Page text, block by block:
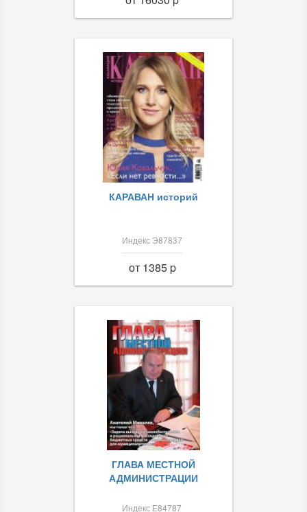
КАРАВАН историй
Индекс Э87837
от 1385 p
ГЛАВА МЕСТНОЙ
АДМИНИСТРАЦИИ
Индекс Е84787